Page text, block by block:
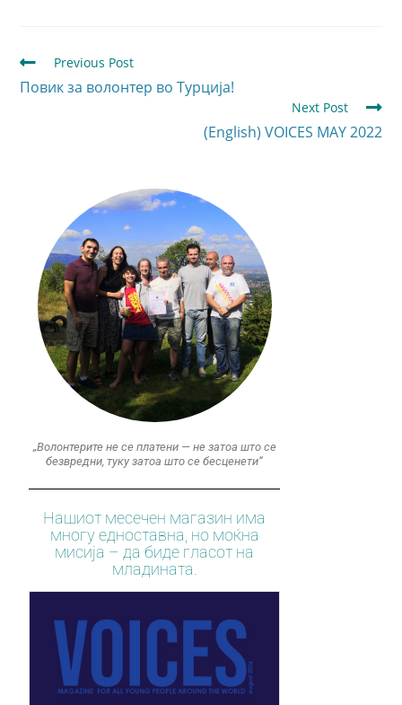
Previous Post
Повик за волонтер во Турција!
Next Post
(English) VOICES MAY 2022
„Волонтерите не се платени — не затоа што се
безвредни, туку затоа што се бесценети“
Нашиот месечен магазин има
многу едноставна, но моќна
мисија – да биде гласот на
младината.